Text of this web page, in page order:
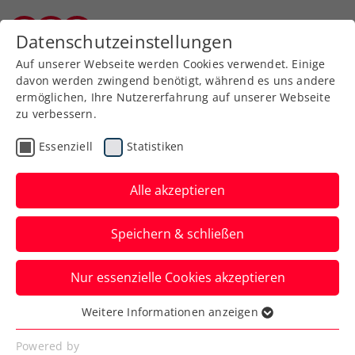
Zurück zur Newsübersicht
ATP
Wimbledon: Misolic folgt
Ofner mit Nervenstärke
ins Hauptfeld
Österreichs amtierender Staatsmeister
gewinnt sein letztes Match in der
Qualifikation nach klarem Rückstand.
Verfasst von: Manuel Wachta, 26.06.2025
Datenschutzeinstellungen
Auf unserer Webseite werden Cookies verwendet. Einige
davon werden zwingend benötigt, während es uns andere
ermöglichen, Ihre Nutzererfahrung auf unserer Webseite
zu verbessern.
Essenziell Statistiken
Alle akzeptieren
Speichern & schließen
Nur essenzielle Cookies akzeptieren
Essenziell
Essenzielle Cookies werden für grundlegende
Weitere Informationen anzeigen
Powered by